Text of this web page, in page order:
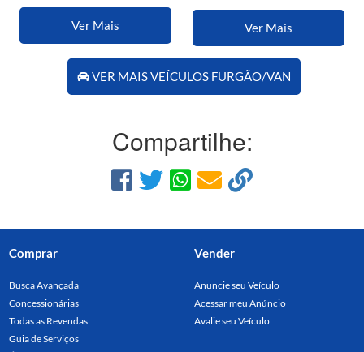
Ver Mais Ver Mais
VER MAIS VEÍCULOS FURGÃO/VAN
Compartilhe:
Comprar
Busca Avançada
Concessionárias
Todas as Revendas
Guia de Serviços
Vender
Anuncie seu Veículo
Acessar meu Anúncio
Avalie seu Veículo